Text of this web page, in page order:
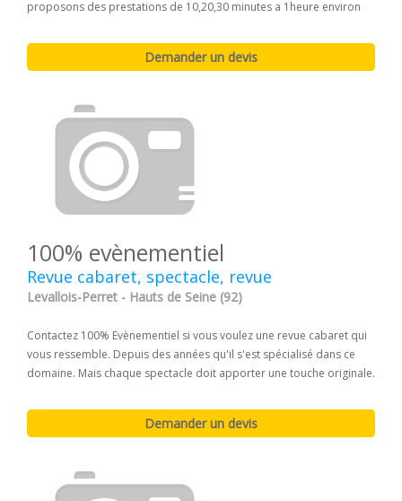
proposons des prestations de 10,20,30 minutes a 1heure environ
100% evènementiel
Revue cabaret, spectacle, revue
Levallois-Perret - Hauts de Seine (92)
Contactez 100% Evènementiel si vous voulez une revue cabaret qui
vous ressemble. Depuis des années qu'il s'est spécialisé dans ce
domaine. Mais chaque spectacle doit apporter une touche originale.